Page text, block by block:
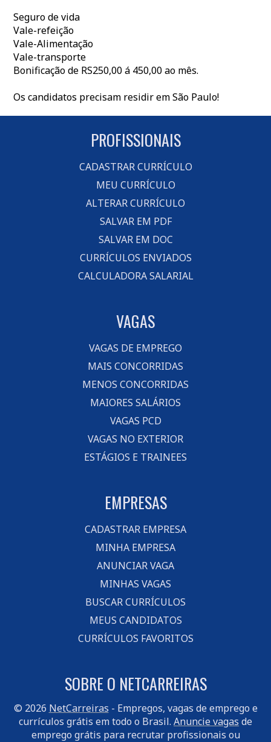
Seguro de vida
Vale-refeição
Vale-Alimentação
Vale-transporte
Bonificação de RS250,00 á 450,00 ao mês.
Os candidatos precisam residir em São Paulo!
PROFISSIONAIS
CADASTRAR CURRÍCULO
MEU CURRÍCULO
ALTERAR CURRÍCULO
SALVAR EM PDF
SALVAR EM DOC
CURRÍCULOS ENVIADOS
CALCULADORA SALARIAL
VAGAS
VAGAS DE EMPREGO
MAIS CONCORRIDAS
MENOS CONCORRIDAS
MAIORES SALÁRIOS
VAGAS PCD
VAGAS NO EXTERIOR
ESTÁGIOS E TRAINEES
EMPRESAS
CADASTRAR EMPRESA
MINHA EMPRESA
ANUNCIAR VAGA
MINHAS VAGAS
BUSCAR CURRÍCULOS
MEUS CANDIDATOS
CURRÍCULOS FAVORITOS
SOBRE O NETCARREIRAS
© 2026 NetCarreiras - Empregos, vagas de emprego e
currículos grátis em todo o Brasil. Anuncie vagas de
emprego grátis para recrutar profissionais ou